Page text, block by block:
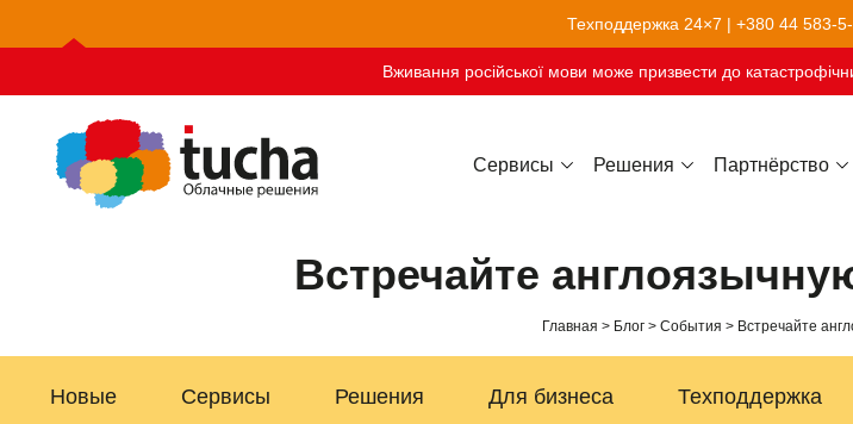
Техподдержка 24×7 | +380 44 583-
Вживання російської мови може призвести до
Сервисы Решения Партнёрство
Встречайте
Главная Блог События Встречайте
Новые Сервисы Решения Для бизнеса Техподдержка